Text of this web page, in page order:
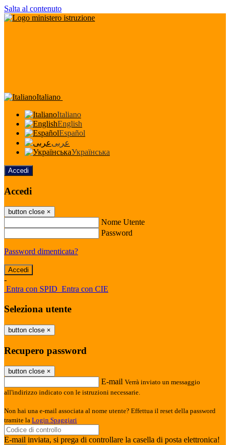
Salta al contenuto
Italiano
Italiano
English
Español
عربى
Українська
Accedi
Accedi
button close ×
Nome Utente
Password
Password dimenticata?
-
Entra con SPID Entra con CIE
Seleziona utente
button close ×
Recupero password
button close ×
E-mail Verrà inviato un messaggio
all'indirizzo indicato con le istruzioni necessarie.
Non hai una e-mail associata al nome utente? Effettua il reset della password
tramite la Login Spaggiari
E-mail inviata, si prega di controllare la casella di posta elettronica!